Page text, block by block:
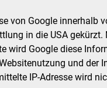
von Google innerhalb
in die USA
wird Google diese
und der
IP-Adresse wird